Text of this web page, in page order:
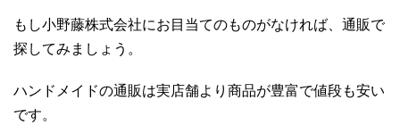
もし小野藤株式会社にお目当てのものがなければ、通販で
探してみましょう。
ハンドメイドの通販は実店舗より商品が豊富で値段も安い
です。